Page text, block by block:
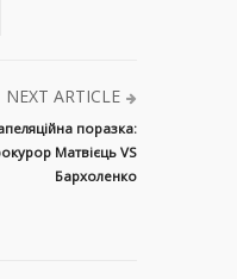
NEXT ARTICLE
поразка:
Матвієць VS
Бархоленко